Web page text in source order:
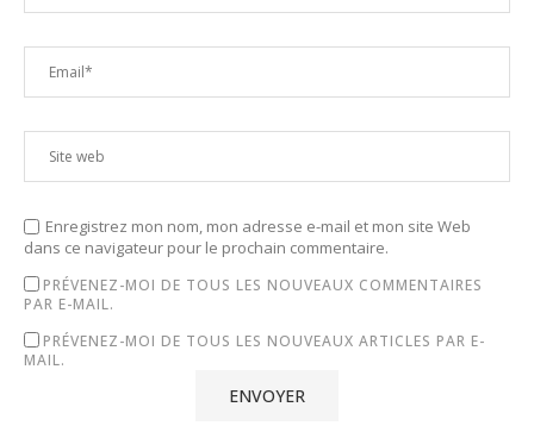
Enregistrez mon nom, mon adresse e-mail et mon site Web
dans ce navigateur pour le prochain commentaire.
PRÉVENEZ-MOI DE TOUS LES NOUVEAUX COMMENTAIRES
PAR E-MAIL.
PRÉVENEZ-MOI DE TOUS LES NOUVEAUX ARTICLES PAR E-
MAIL.